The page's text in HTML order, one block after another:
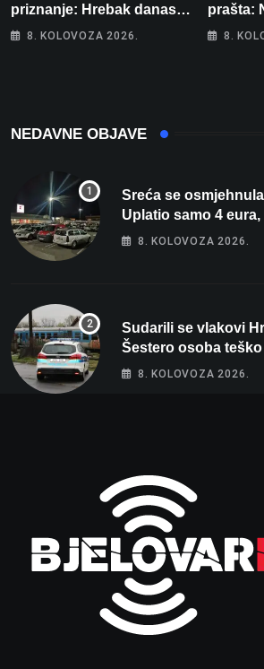
priznanje: Hrebak danas u
Parizu predstavlja
8. KOLOVOZA 2026.
prašta:
8.
NEDAVNE OBJAVE
Sreća se
Uplatio samo 4
80 tisuća eura
8. KOLOVOZA 2026.
Sudarili se vlakovi
Šestero osoba
žena na intenzivnoj
8. KOLOVOZA 2026.